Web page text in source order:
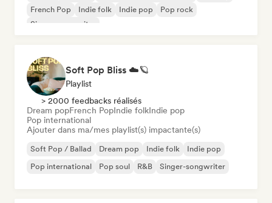
French Pop
Indie folk Indie pop
Pop rock
Singer-songwriter
Soft Pop Bliss ☁️🪐
Playlist
> 2000 feedbacks réalisés
Dream popFrench PopIndie folkIndie pop
Pop international
Ajouter dans ma/mes playlist(s) impactante(s)
Soft Pop / Ballad Dream pop Indie folk
Indie pop
Pop international
Pop soul R&B Singer-songwriter